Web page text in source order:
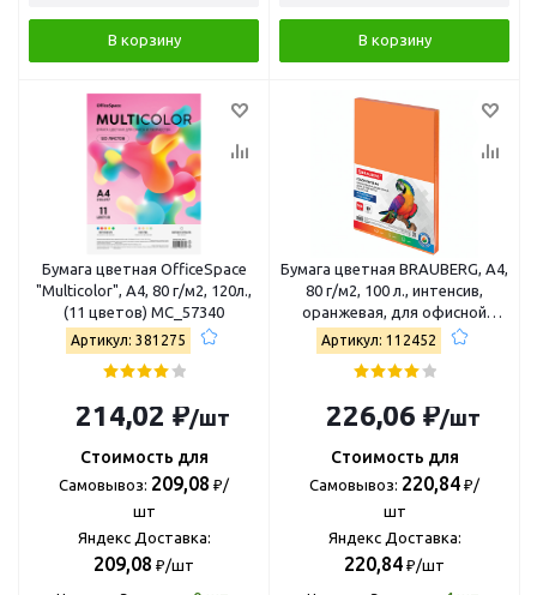
В корзину В корзину
Бумага цветная OfficeSpace
"Multicolor", A4, 80 г/м2, 120л.,
(11 цветов) MC_57340
Артикул: 381275
214,02 ₽/шт
Стоимость для
Самовывоз: 209,08 ₽/
шт
Яндекс Доставка:
209,08 ₽/шт
Бумага цветная BRAUBERG, А4,
80 г/м2, 100 л., интенсив,
оранжевая, для офисной
техники, 112452
Артикул: 112452
226,06 ₽/шт
Стоимость для
Самовывоз: 220,84 ₽/
шт
Яндекс Доставка:
220,84 ₽/шт